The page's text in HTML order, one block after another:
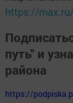
https://
путь" и
района
https://